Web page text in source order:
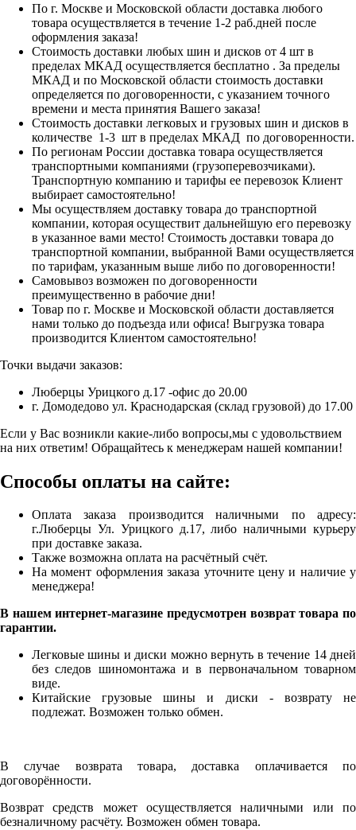
По г. Москве и Московской области доставка любого
товара осуществляется в течение 1-2 раб.дней после
оформления заказа!
Стоимость доставки любых шин и дисков от 4 шт в
пределах МКАД осуществляется бесплатно . За пределы
МКАД и по Московской области стоимость доставки
определяется по договоренности, с указанием точного
времени и места принятия Вашего заказа!
Стоимость доставки легковых и грузовых шин и дисков в
количестве 1-3 шт в пределах МКАД по договоренности.
По регионам России доставка товара осуществляется
транспортными компаниями (грузоперевозчиками).
Транспортную компанию и тарифы ее перевозок Клиент
выбирает самостоятельно!
Мы осуществляем доставку товара до транспортной
компании, которая осуществит дальнейшую его перевозку
в указанное вами место! Стоимость доставки товара до
транспортной компании, выбранной Вами осуществляется
по тарифам, указанным выше либо по договоренности!
Самовывоз возможен по договоренности
преимущественно в рабочие дни!
Товар по г. Москве и Московской области доставляется
нами только до подъезда или офиса! Выгрузка товара
производится Клиентом самостоятельно!
Точки выдачи заказов:
Люберцы Урицкого д.17 -офис до 20.00
г. Домодедово ул. Краснодарская (склад грузовой) до 17.00
Если у Вас возникли какие-либо вопросы,мы с удовольствием
на них ответим! Обращайтесь к менеджерам нашей компании!
Способы оплаты на сайте:
Оплата заказа производится наличными по адресу:
г.Люберцы Ул. Урицкого д.17, либо наличными курьеру
при доставке заказа.
Также возможна оплата на расчётный счёт.
На момент оформления заказа уточните цену и наличие у
менеджера!
В нашем интернет-магазине предусмотрен возврат товара по
гарантии.
Легковые шины и диски можно вернуть в течение 14 дней
без следов шиномонтажа и в первоначальном товарном
виде.
Китайские грузовые шины и диски - возврату не
подлежат. Возможен только обмен.
В случае возврата товара, доставка оплачивается по
договорённости.
Возврат средств может осуществляется наличными или по
безналичному расчёту. Возможен обмен товара.